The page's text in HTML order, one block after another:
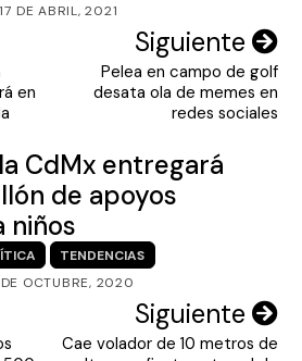
17 DE ABRIL, 2021
en
Siguiente
Pelea en campo de golf
desata ola de memes en
redes sociales
CdMx entregará
de apoyos
niños
TENDENCIAS
OCTUBRE, 2020
Siguiente
Cae volador de 10 metros de